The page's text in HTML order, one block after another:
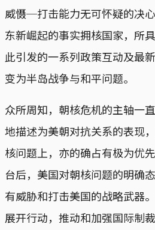
威慑─打击能力无可怀疑的决
东新崛起的事实拥核国家，所
此引发的一系列政策互动及最
变为半岛战争与和平问题。
众所周知，朝核危机的主轴一
地描述为美朝对抗关系的表现
核问题上，亦的确占有极为优
台后，美国对朝核问题的明确
有威胁和打击美国的战略武器
展开行动，推动和加强国际制